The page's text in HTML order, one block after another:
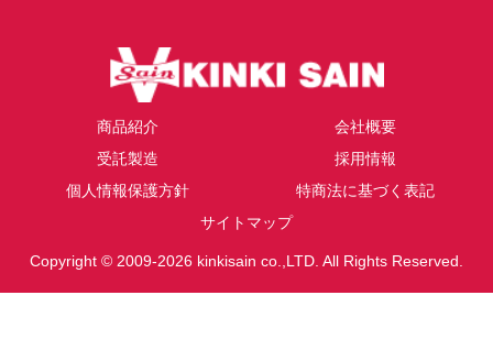
商品紹介
会社概要
受託製造
採用情報
個人情報保護方針
特商法に基づく表記
サイトマップ
Copyright © 2009-2026 kinkisain co.,LTD. All Rights Reserved.